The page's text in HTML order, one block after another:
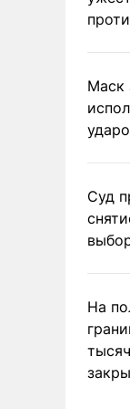
Маск
Суд
На